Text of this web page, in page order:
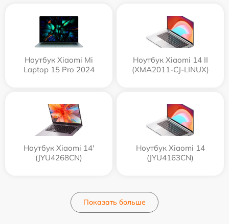
Ноутбук Xiaomi Mi
Laptop 15 Pro 2024
Ноутбук Xiaomi 14 II
(XMA2011-CJ-LINUX)
Ноутбук Xiaomi 14'
(JYU4268CN)
Ноутбук Xiaomi 14
(JYU4163CN)
Показать больше